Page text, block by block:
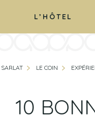
L’HÔTEL
LE COIN
10